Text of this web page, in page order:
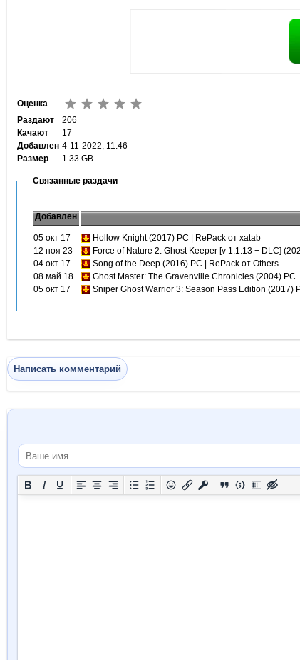
Оценка
Раздают
206
Качают
17
Добавлен 4-11-2022, 11:46
Размер
1.33 GB
Связанные раздачи
Добавлен
05 окт 17 Hollow Knight (2017) PC | RePack от xatab
12 ноя 23
Force of Nature 2: Ghost Keeper [v 1.1.13 + DLC]
04 окт 17
Song of the Deep (2016) PC | RePack от Others
08 май 18
Ghost Master: The Gravenville Chronicles (2004) PC
05 окт 17
Sniper Ghost Warrior 3: Season Pass Edition (2017)
Написать комментарий